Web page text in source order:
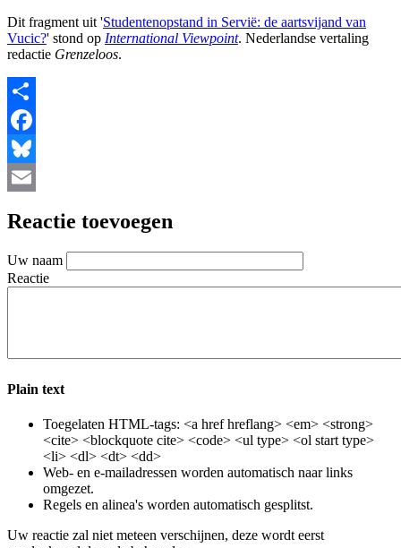
Dit fragment uit 'Studentenopstand in Servië: de aartsvijand van
Vucic?' stond op International Viewpoint. Nederlandse vertaling
redactie Grenzeloos.
Share
Facebook
Bluesky
Reactie toevoegen
Uw naam
Reactie
Plain text
Toegelaten HTML-tags: <a href hreflang> <em> <strong>
<cite> <blockquote cite> <code> <ul type> <ol start type>
<li> <dl> <dt> <dd>
Web- en e-mailadressen worden automatisch naar links
omgezet.
Regels en alinea's worden automatisch gesplitst.
Uw reactie zal niet meteen verschijnen, deze wordt eerst